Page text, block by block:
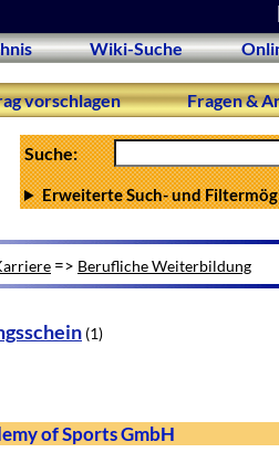
Wiki-Suche
vorschlagen Fragen &
Suche:
Erweiterte Such- und
=> Berufliche Weiterbildung
(1)
of Sports GmbH